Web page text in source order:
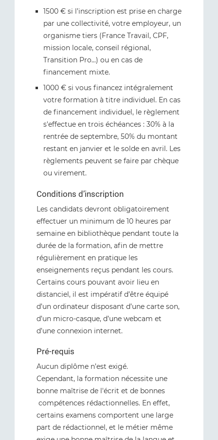
1500 € si l’inscription est prise en charge
par une collectivité, votre employeur, un
organisme tiers (France Travail, CPF,
mission locale, conseil régional,
Transition Pro...) ou en cas de
financement mixte.
1000 € si vous financez intégralement
votre formation à titre individuel. En cas
de financement individuel, le règlement
s'effectue en trois échéances : 30% à la
rentrée de septembre, 50% du montant
restant en janvier et le solde en avril. Les
règlements peuvent se faire par chèque
ou virement.
Conditions d’inscription
Les candidats devront obligatoirement
effectuer un minimum de 10 heures par
semaine en bibliothèque pendant toute la
durée de la formation, afin de mettre
régulièrement en pratique les
enseignements reçus pendant les cours.
Certains cours pouvant avoir lieu en
distanciel, il est impératif d’être équipé
d’un ordinateur disposant d’une carte son,
d’un micro-casque, d’une webcam et
d’une connexion internet.
Pré-requis
Aucun diplôme n’est exigé.
Cependant, la formation nécessite une
bonne maîtrise de l'écrit et de bonnes
compétences rédactionnelles. En effet,
certains examens comportent une large
part de rédactionnel, et le métier même